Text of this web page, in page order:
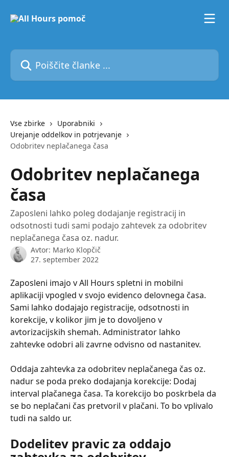
Poiščite članke ...
Vse zbirke
Uporabniki
Urejanje oddelkov in potrjevanje
Odobritev neplačanega časa
Odobritev neplačanega
časa
Zaposleni lahko poleg dodajanje registracij in
odsotnosti tudi sami podajo zahtevek za odobritev
neplačanega časa oz. nadur.
Avtor: Marko Klopčič
27. september 2022
Zaposleni imajo v All Hours spletni in mobilni
aplikaciji vpogled v svojo evidenco delovnega časa.
Sami lahko dodajajo registracije, odsotnosti in
korekcije, v kolikor jim je to dovoljeno v
avtorizacijskih shemah. Administrator lahko
zahtevke odobri ali zavrne odvisno od nastanitev.
Oddaja zahtevka za odobritev neplačanega čas oz.
nadur se poda preko dodajanja korekcije: Dodaj
interval plačanega časa. Ta korekcijo bo poskrbela da
se bo neplačani čas pretvoril v plačani. To bo vplivalo
tudi na saldo ur.
Dodelitev pravic za oddajo